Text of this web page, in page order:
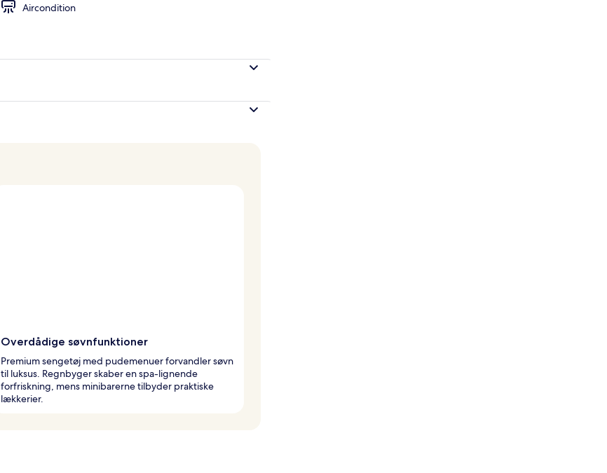
Aircondition
Overdådige søvnfunktioner
Premium sengetøj med pudemenuer forvandler søvn
til luksus. Regnbyger skaber en spa-lignende
forfriskning, mens minibarerne tilbyder praktiske
lækkerier.